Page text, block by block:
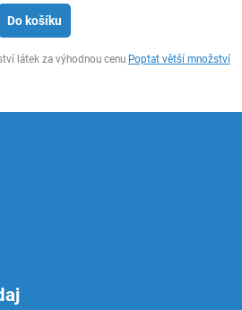
Do košíku
látek za výhodnou cenu Poptat větší množství